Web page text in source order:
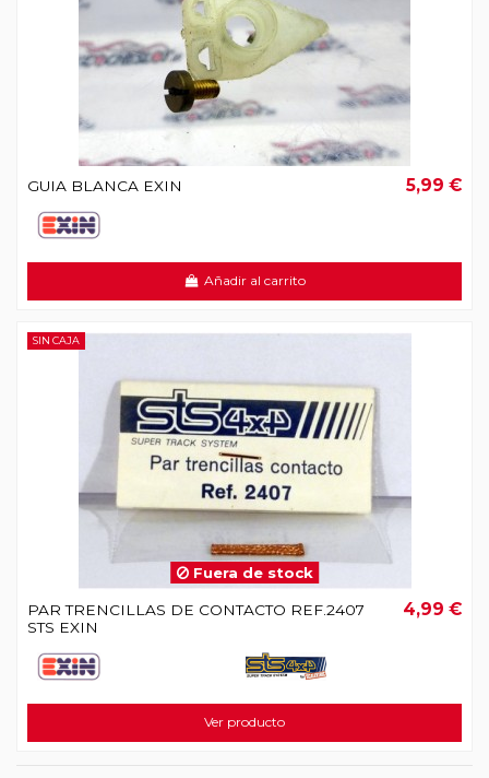
GUIA BLANCA EXIN 5,99 €
Añadir al carrito
SIN CAJA
Fuera de stock
PAR TRENCILLAS DE CONTACTO REF.2407
STS EXIN
4,99 €
Ver producto